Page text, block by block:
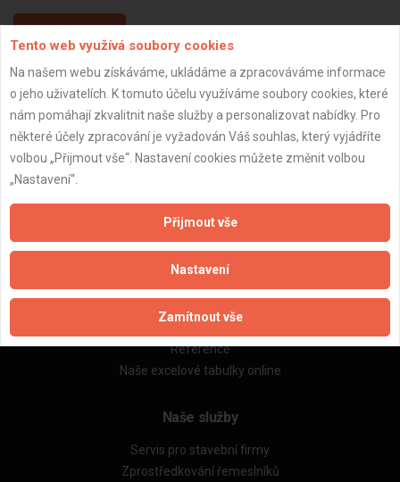
ZPĚT
Aktualizováno z portálu ARES dne 01.01.2024 03:00:14
Naše firmy a řemeslníci
Zpracování a ochrana osobních údajů
Reference
Naše excelové tabulky online
Naše služby
Servis pro stavební firmy
Zprostředkování řemeslníků
Tento web využívá soubory cookies
Na našem webu získáváme, ukládáme a zpracováváme informace
o jeho uživatelích. K tomuto účelu využíváme soubory cookies, které
nám pomáhají zkvalitnit naše služby a personalizovat nabídky. Pro
některé účely zpracování je vyžadován Váš souhlas, který vyjádříte
volbou „Přijmout vše“. Nastavení cookies můžete změnit volbou
„Nastavení“.
Přijmout vše
Nastavení
Zamítnout vše